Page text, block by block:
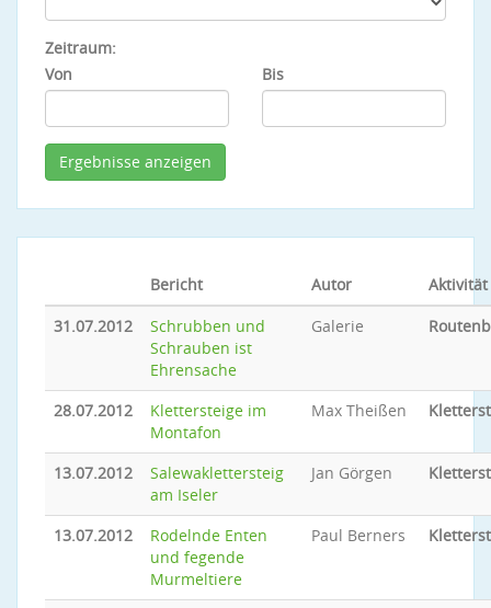
Zeitraum:
Von
Bis
Bericht Autor
Aktivität
31.07.2012
Schrubben und
Schrauben ist
Ehrensache
Galerie
28.07.2012
Klettersteige im
Montafon
Max Theißen
13.07.2012
Salewaklettersteig
am Iseler
Jan Görgen
13.07.2012
Rodelnde Enten
und fegende
Murmeltiere
Paul Berners